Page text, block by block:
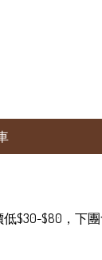
$30-$80，下